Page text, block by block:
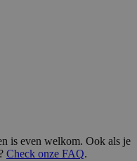
is even welkom. Ook als je
Check onze FAQ.